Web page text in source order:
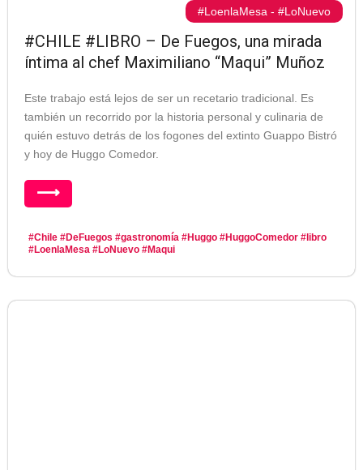
#LoenlaMesa - #LoNuevo
#CHILE #LIBRO – De Fuegos, una mirada
íntima al chef Maximiliano “Maqui” Muñoz
Este trabajo está lejos de ser un recetario tradicional. Es
también un recorrido por la historia personal y culinaria de
quién estuvo detrás de los fogones del extinto Guappo Bistró
y hoy de Huggo Comedor.
⟶
#Chile #DeFuegos #gastronomía #Huggo #HuggoComedor #libro
#LoenlaMesa #LoNuevo #Maqui